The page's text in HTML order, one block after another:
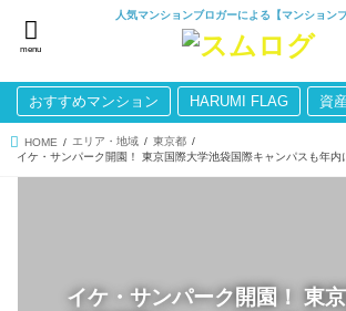
人気マンションブロガーによる【マンションブ
menu
おすすめマンション HARUMI FLAG 資
HOME エリア・地域
東京都
イケ・サンパーク開園！ 東